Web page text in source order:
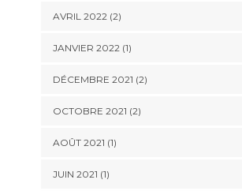
AVRIL 2022(2)
JANVIER 2022(1)
DÉCEMBRE 2021 (2)
OCTOBRE 2021 (2)
AOÛT 2021 (1)
JUIN 2021 (1)